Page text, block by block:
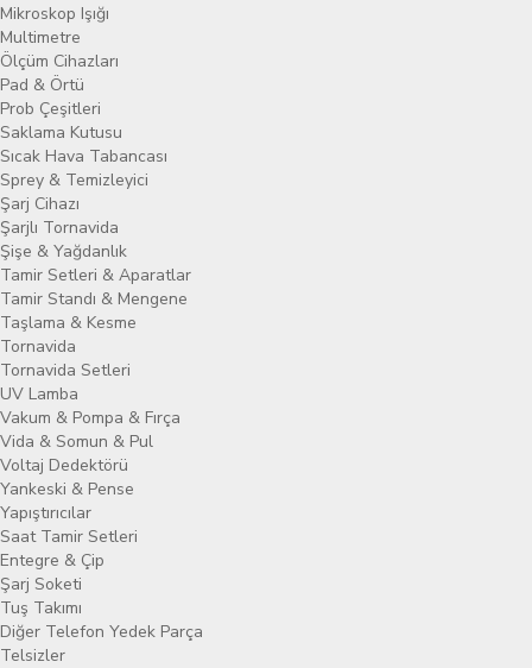
Mikroskop Işığı
Multimetre
Ölçüm Cihazları
Pad & Örtü
Prob Çeşitleri
Saklama Kutusu
Sıcak Hava Tabancası
Sprey & Temizleyici
Şarj Cihazı
Şarjlı Tornavida
Şişe & Yağdanlık
Tamir Setleri & Aparatlar
Tamir Standı & Mengene
Taşlama & Kesme
Tornavida
Tornavida Setleri
UV Lamba
Vakum & Pompa & Fırça
Vida & Somun & Pul
Voltaj Dedektörü
Yankeski & Pense
Yapıştırıcılar
Saat Tamir Setleri
Entegre & Çip
Şarj Soketi
Tuş Takımı
Diğer Telefon Yedek Parça
Telsizler